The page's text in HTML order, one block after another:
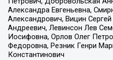
Александра Евгеньевна,
Александрович, Вицин
Андреевич, Левинсон Лев
Иосифовна, Орлов Олег
Федоровна, Резник Генри
Константинович